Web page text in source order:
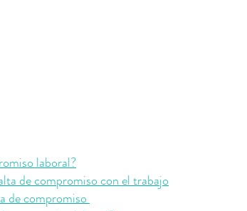
laboral?
de compromiso con el trabajo
de compromiso